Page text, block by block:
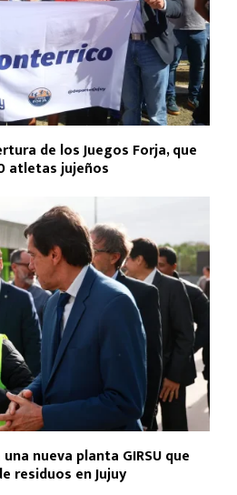
de los Juegos Forja, que
atletas jujeños
nueva planta GIRSU que
residuos en Jujuy